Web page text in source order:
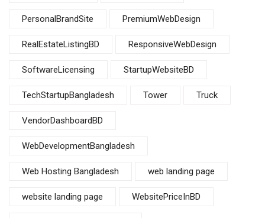
PersonalBrandSite PremiumWebDesign
RealEstateListingBD ResponsiveWebDesign
SoftwareLicensing StartupWebsiteBD
TechStartupBangladesh Tower Truck
VendorDashboardBD
WebDevelopmentBangladesh
Web Hosting Bangladesh web landing page
website landing page WebsitePriceInBD